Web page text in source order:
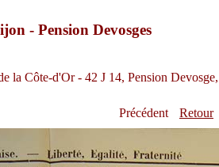
- Pension Devosges
la Côte-d'Or - 42 J 14, Pension
Précédent Retour